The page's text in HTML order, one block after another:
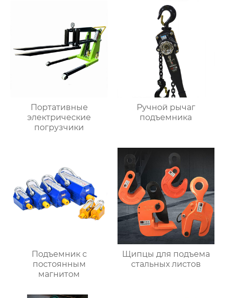
Портативные
электрические
погрузчики
Ручной рычаг
подъемника
Подъемник с
постоянным
магнитом
Щипцы для подъема
стальных листов